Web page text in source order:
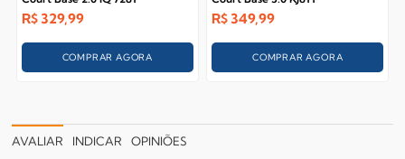
R$ 329,99
COMPRAR AGORA
R$ 349,99
COMPRAR AGORA
AVALIAR INDICAR OPINIÕES